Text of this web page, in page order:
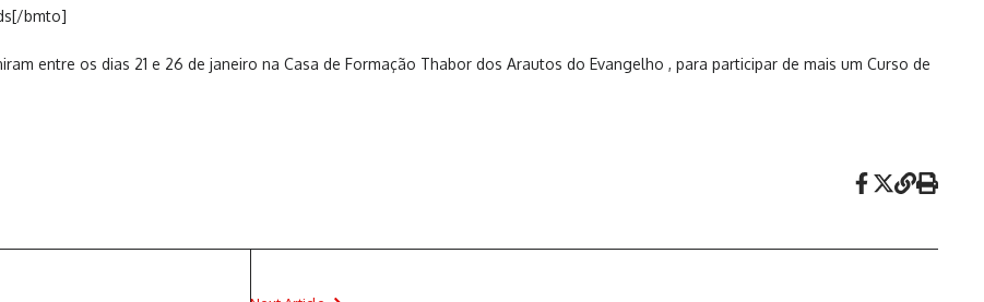
bmto]
entre os dias 21 e 26 de janeiro na Casa de Formação Thabor dos Arautos do Evangelho , para participar de mais um Curso de